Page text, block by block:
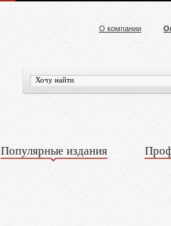
О компании
Популярные издания